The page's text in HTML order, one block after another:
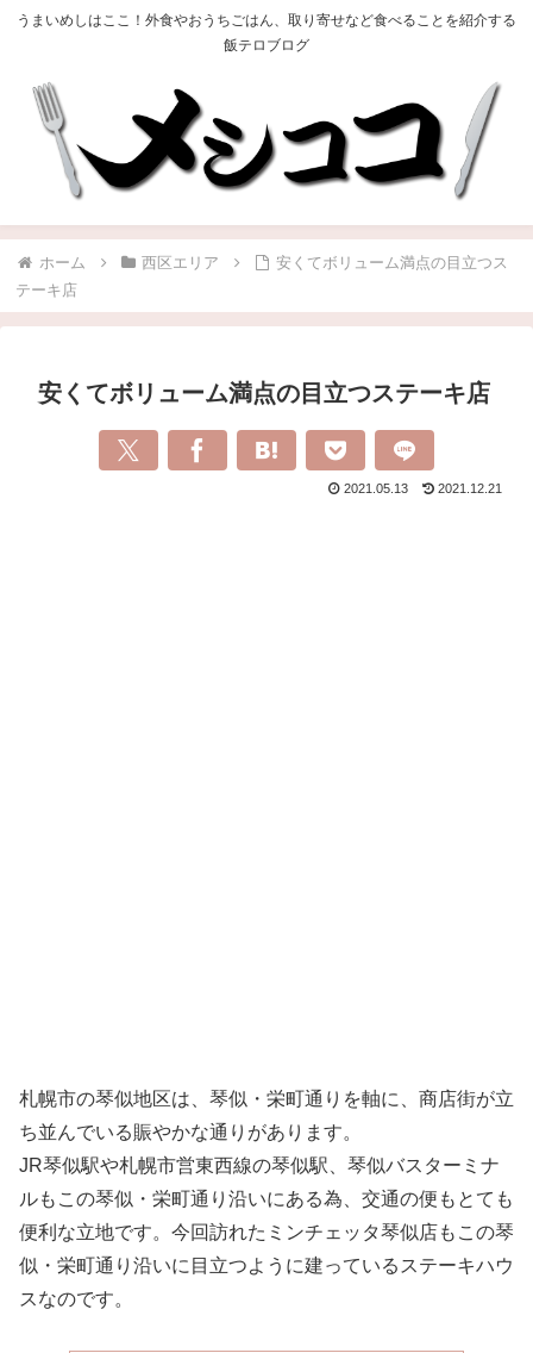
うまいめしはここ！外食やおうちごはん、取り寄せなど食べることを紹介する
飯テロブログ
ホーム 西区エリア
安くてボリューム満点の目立つス
テーキ店
安くてボリューム満点の目立つステーキ店
2021.05.13 2021.12.21
札幌市の琴似地区は、琴似・栄町通りを軸に、商店街が立
ち並んでいる賑やかな通りがあります。
JR琴似駅や札幌市営東西線の琴似駅、琴似バスターミナ
ルもこの琴似・栄町通り沿いにある為、交通の便もとても
便利な立地です。今回訪れたミンチェッタ琴似店もこの琴
似・栄町通り沿いに目立つように建っているステーキハウ
スなのです。